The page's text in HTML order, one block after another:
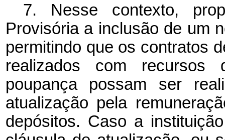
7. Nesse contexto,
Provisória a inclusão de um
permitindo que os contratos
realizados com recursos
poupança possam ser
atualização pela
depósitos. Caso a